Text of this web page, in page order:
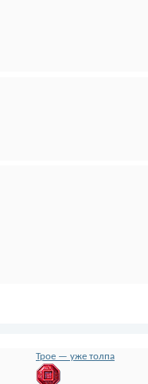
Трое — уже толпа